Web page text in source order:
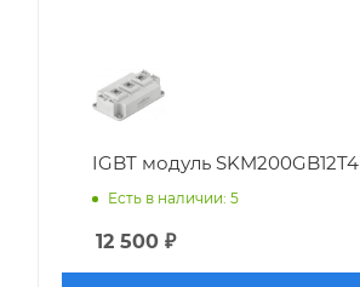
IGBT модуль SKM200GB12T4
Есть в наличии: 5
12 500 ₽